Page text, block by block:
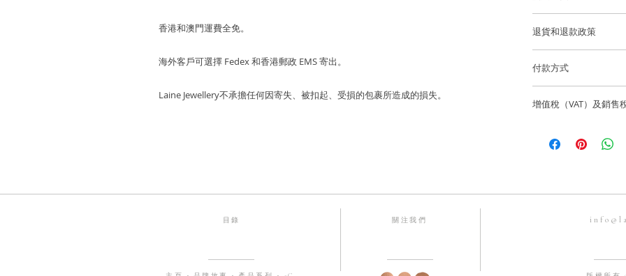
香港和澳門運費全免。
海外客戶可選擇 Fedex 和香港郵政 EMS 寄出。
Laine Jewellery不承擔任何因寄失、被扣起、受損的包裹所造成的損失。
戒指寬度 : ~3.9mm
國際訂單使用 Fedex
澤和最佳的狀態。
逢星期五可預約到位
貨。
所造成的損失。
退貨和退款政策
如果您訂購的商品有
聯繫，電話為852-
付款方式
有主要信用卡。
歡迎顧客店內取貨
香港微信支付。
Laine Limited
戶口號碼：582-
增值稅（VAT）及銷售
一切入口稅、關稅及
目錄 關注我們